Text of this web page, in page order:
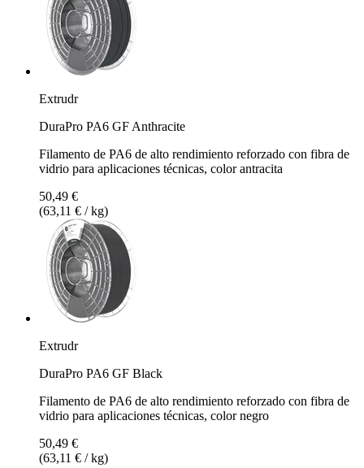
Extrudr
DuraPro PA6 GF Anthracite
Filamento de PA6 de alto rendimiento reforzado con fibra de
vidrio para aplicaciones técnicas, color antracita
50,49 €
(63,11 € / kg)
Extrudr
DuraPro PA6 GF Black
Filamento de PA6 de alto rendimiento reforzado con fibra de
vidrio para aplicaciones técnicas, color negro
50,49 €
(63,11 € / kg)